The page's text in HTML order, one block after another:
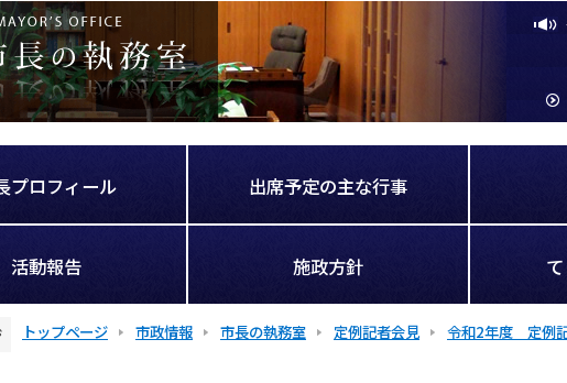
プロフィール 出席予定の主な行事
活動報告 施政方針
トップページ 市政情報 市長の執務室 定例記者会見 令和2年度 定例